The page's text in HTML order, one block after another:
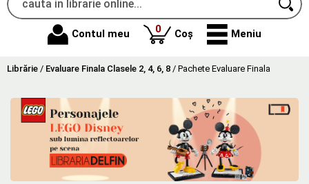
Contul meu 0produse
Coș Meniu
Librărie / Evaluare Finala Clasele 2, 4, 6, 8 / Pachete Evaluare Finala